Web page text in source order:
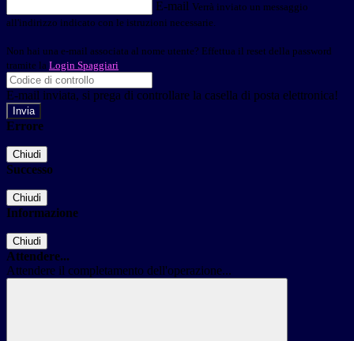
E-mail Verrà inviato un messaggio
all'indirizzo indicato con le istruzioni necessarie.
Non hai una e-mail associata al nome utente? Effettua il reset della password
tramite la Login Spaggiari
E-mail inviata, si prega di controllare la casella di posta elettronica!
Errore
Chiudi
Successo
Chiudi
Informazione
Chiudi
Attendere...
Attendere il completamento dell'operazione...